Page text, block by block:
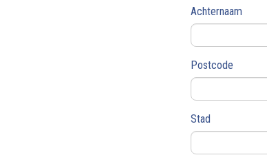
Achternaam
Postcode
Stad